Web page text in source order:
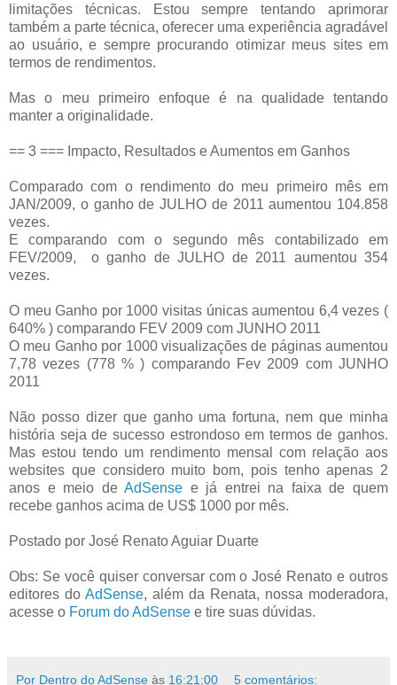
limitações técnicas. Estou sempre tentando aprimorar
também a parte técnica, oferecer uma experiência agradável
ao usuário, e sempre procurando otimizar meus sites em
termos de rendimentos.
Mas o meu primeiro enfoque é na qualidade tentando
manter a originalidade.
== 3 === Impacto, Resultados e Aumentos em Ganhos
Comparado com o rendimento do meu primeiro mês em
JAN/2009, o ganho de JULHO de 2011 aumentou 104.858
vezes.
E comparando com o segundo mês contabilizado em
FEV/2009, o ganho de JULHO de 2011 aumentou 354
vezes.
O meu Ganho por 1000 visitas únicas aumentou 6,4 vezes (
640% ) comparando FEV 2009 com JUNHO 2011
O meu Ganho por 1000 visualizações de páginas aumentou
7,78 vezes (778 % ) comparando Fev 2009 com JUNHO
2011
Não posso dizer que ganho uma fortuna, nem que minha
história seja de sucesso estrondoso em termos de ganhos.
Mas estou tendo um rendimento mensal com relação aos
websites que considero muito bom, pois tenho apenas 2
anos e meio deAdSense e já entrei na faixa de quem
recebe ganhos acima de US$ 1000 por mês.
Postado por José Renato Aguiar Duarte
Obs: Se você quiser conversar com o José Renato e outros
editores do AdSense, além da Renata, nossa moderadora,
acesse o Forum do AdSense e tire suas dúvidas.
Por Dentro do AdSense às 16:21:00 5 comentários: